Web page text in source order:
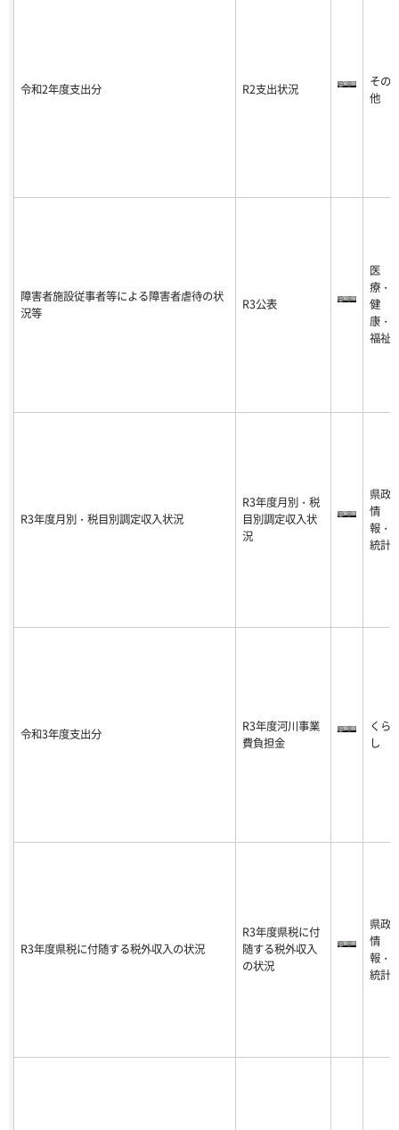
令和2年度支出分 R2支出状況
その
他
障害者施設従事者等による障害者虐待の状
況等
R3公表
医
療・
健
康・
福祉
R3年度月別・税目別調定収入状況
R3年度月別・税
目別調定収入状
況
県政
情
報・
統計
令和3年度支出分
R3年度河川事業
費負担金
くら
し
R3年度県税に付随する税外収入の状況
R3年度県税に付
随する税外収入
の状況
県政
情
報・
統計